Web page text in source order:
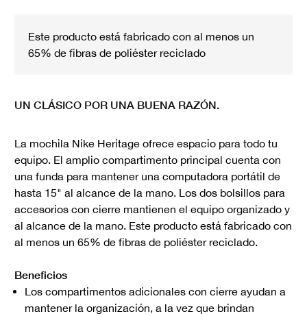
Este producto está fabricado con al menos un
65% de fibras de poliéster reciclado
UN CLÁSICO POR UNA BUENA RAZÓN.
La mochila Nike Heritage ofrece espacio para todo tu
equipo. El amplio compartimento principal cuenta con
una funda para mantener una computadora portátil de
hasta 15" al alcance de la mano. Los dos bolsillos para
accesorios con cierre mantienen el equipo organizado y
al alcance de la mano. Este producto está fabricado con
al menos un 65% de fibras de poliéster reciclado.
Beneficios
Los compartimentos adicionales con cierre ayudan a
mantener la organización, a la vez que brindan